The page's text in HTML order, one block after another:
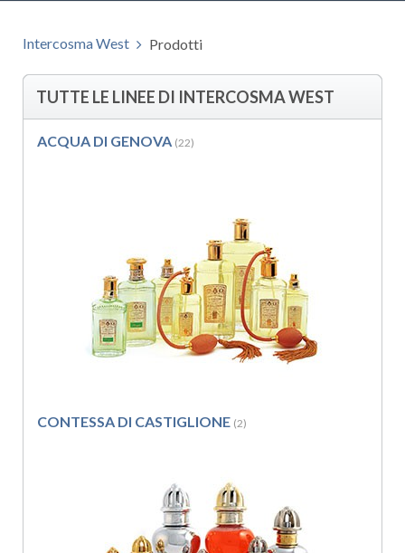
Intercosma West Prodotti
TUTTE LE LINEE DI INTERCOSMA WEST
ACQUA DI GENOVA (22)
CONTESSA DI CASTIGLIONE (2)